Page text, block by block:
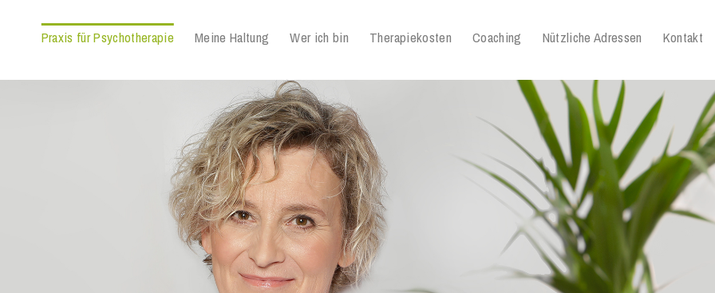
Praxis für Psychotherapie Meine Haltung Wer ich bin Therapiekosten Coaching Nützliche Adressen Kontakt